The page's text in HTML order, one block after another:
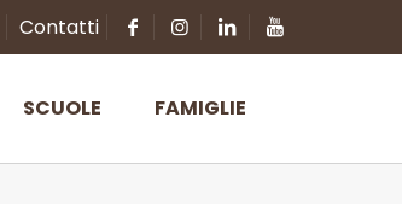
Contatti
SCUOLE FAMIGLIE